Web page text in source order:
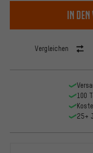
In
Vergleichen
100
25+